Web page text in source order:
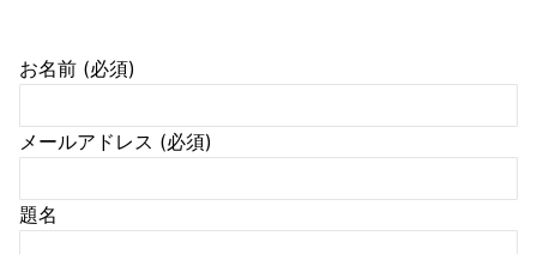
お名前 (必須)
メールアドレス (必須)
題名